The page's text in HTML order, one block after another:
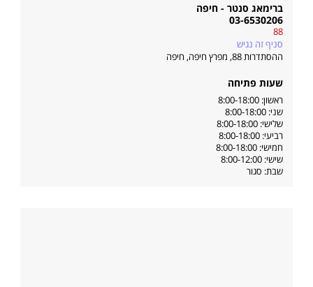
ברימאג סנטר - חיפה
03-6530206
88
סניף זה נגיש
ההסתדרות 88, מפרץ חיפה
, חיפה
שעות פתיחה
ראשון: 8:00-18:00
שני: 8:00-18:00
שלישי: 8:00-18:00
רביעי: 8:00-18:00
חמישי: 8:00-18:00
שישי: 8:00-12:00
שבת: סגור